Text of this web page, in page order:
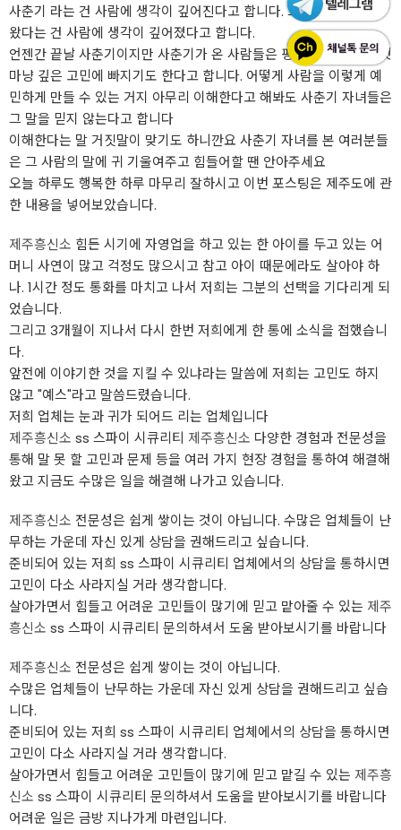
사춘기 라는 건 사람에 생각이 깊어진다고 합니다. 그래서 사춘기가
왔다는 건 사람에 생각이 깊어졌다고 합니다.
언젠간 끝날 사춘기이지만 사춘기가 온 사람들은 평생 끝나지 않을 것
마냥 깊은 고민에 빠지기도 한다고 합니다. 어떻게 사람을 이렇게 예
민하게 만들 수 있는 거지 아무리 이해한다고 해봐도 사춘기 자녀들은
그 말을 믿지 않는다고 합니다
이해한다는 말 거짓말이 맞기도 하니깐요 사춘기 자녀를 본 여러분들
은 그 사람의 말에 귀 기울여주고 힘들어할 땐 안아주세요
오늘 하루도 행복한 하루 마무리 잘하시고 이번 포스팅은 제주도에 관
한 내용을 넣어보았습니다.
제주흥신소 힘든 시기에 자영업을 하고 있는 한 아이를 두고 있는 어
머니 사연이 많고 걱정도 많으시고 참고 아이 때문에라도 살아야 하
나. 1시간 정도 통화를 마치고 나서 저희는 그분의 선택을 기다리게 되
었습니다.
그리고 3개월이 지나서 다시 한번 저희에게 한 통에 소식을 접했습니
다.
앞전에 이야기한 것을 지킬 수 있냐라는 말씀에 저희는 고민도 하지
않고 "예스"라고 말씀드렸습니다.
저희 업체는 눈과 귀가 되어드 리는 업체입니다
제주흥신소 ss 스파이 시큐리티 제주흥신소 다양한 경험과 전문성을
통해 말 못 할 고민과 문제 등을 여러 가지 현장 경험을 통하여 해결해
왔고 지금도 수많은 일을 해결해 나가고 있습니다.
제주흥신소 전문성은 쉽게 쌓이는 것이 아닙니다. 수많은 업체들이 난
무하는 가운데 자신 있게 상담을 권해드리고 싶습니다.
준비되어 있는 저희 ss 스파이 시큐리티 업체에서의 상담을 통하시면
고민이 다소 사라지실 거라 생각합니다.
살아가면서 힘들고 어려운 고민들이 많기에 믿고 맡아줄 수 있는 제주
흥신소 ss 스파이 시큐리티 문의하셔서 도움 받아보시기를 바랍니다
제주흥신소 전문성은 쉽게 쌓이는 것이 아닙니다.
수많은 업체들이 난무하는 가운데 자신 있게 상담을 권해드리고 싶습
니다.
준비되어 있는 저희 ss 스파이 시큐리티 업체에서의 상담을 통하시면
고민이 다소 사라지실 거라 생각합니다.
살아가면서 힘들고 어려운 고민들이 많기에 믿고 맡길 수 있는 제주흥
신소 ss 스파이 시큐리티 문의하셔서 도움을 받아보시기를 바랍니다
어려운 일은 금방 지나가게 마련입니다.